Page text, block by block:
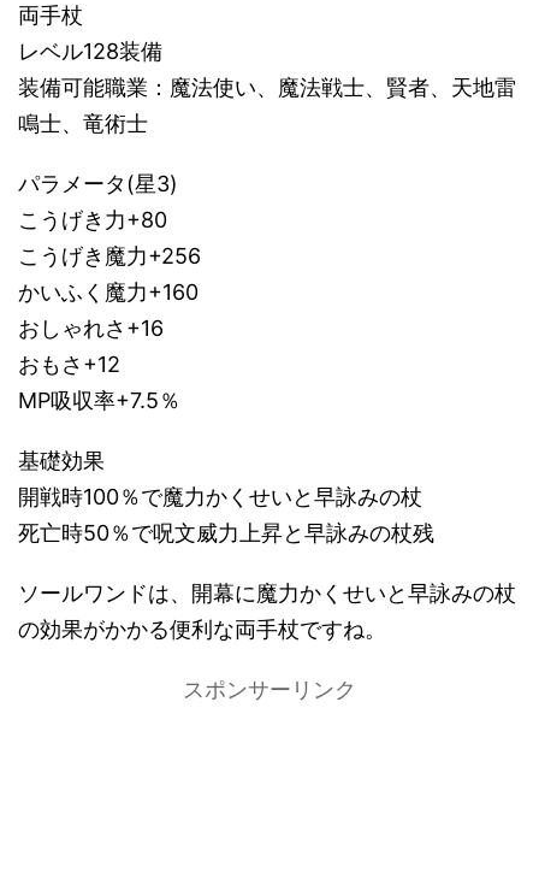
両手杖
レベル128装備
装備可能職業：魔法使い、魔法戦士、賢者、天地雷
鳴士、竜術士
パラメータ(星3)
こうげき力+80
こうげき魔力+256
かいふく魔力+160
おしゃれさ+16
おもさ+12
MP吸収率+7.5％
基礎効果
開戦時100％で魔力かくせいと早詠みの杖
死亡時50％で呪文威力上昇と早詠みの杖残
ソールワンドは、開幕に魔力かくせいと早詠みの杖
の効果がかかる便利な両手杖ですね。
スポンサーリンク